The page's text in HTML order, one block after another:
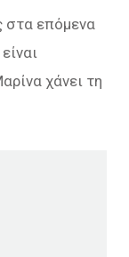
στα επόμενα
χάνει τη